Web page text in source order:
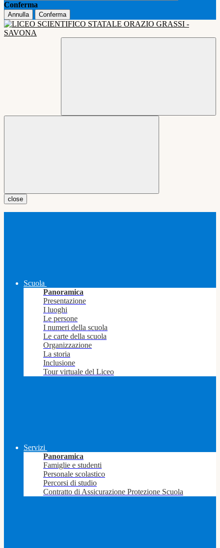
Conferma
Annulla Conferma
close
Scuola
Panoramica
Presentazione
I luoghi
Le persone
I numeri della scuola
Le carte della scuola
Organizzazione
La storia
Inclusione
Tour virtuale del Liceo
Servizi
Panoramica
Famiglie e studenti
Personale scolastico
Percorsi di studio
Contratto di Assicurazione Protezione Scuola